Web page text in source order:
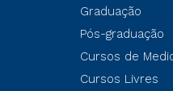
Graduação
Pós-graduação
Cursos de
Cursos Livres